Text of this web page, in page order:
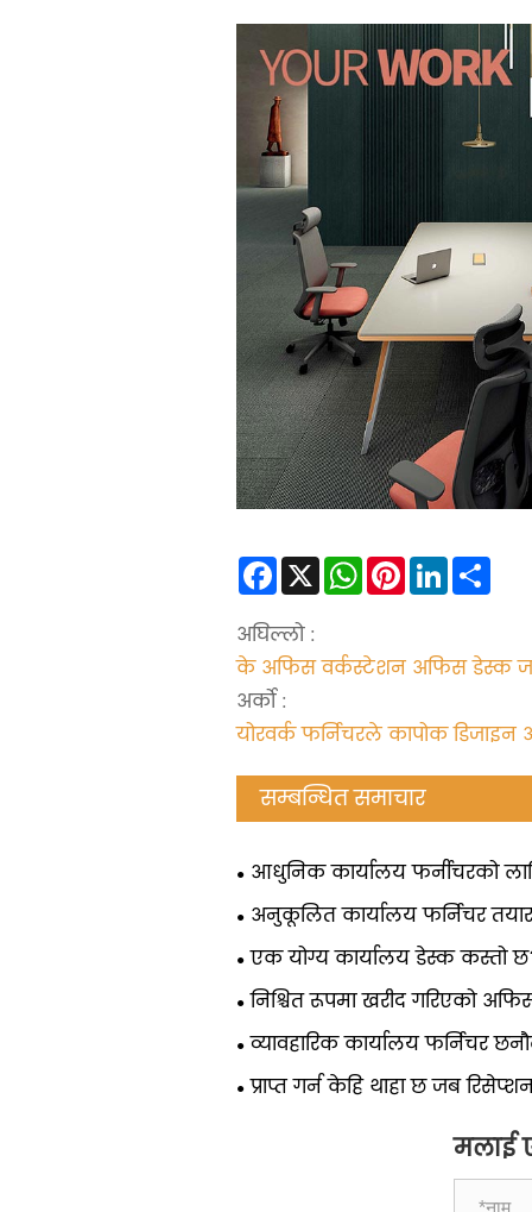
Facebook
X WhatsApp
PinterestLinkedIn
अघिल्लो :
के अफिस वर्कस्टेशन अफिस डेस्क
अर्को :
योरवर्क फर्निचरले कापोक डिजाइन
सम्बन्धित समाचार
आधुनिक कार्यालय फर्नीचरको
गर्ने
अनुकूलित कार्यालय फर्निचर
लाग्छ?
एक योग्य कार्यालय डेस्क कस्तो
निश्चित रूपमा खरीद गरिएको
सामान्य ज्ञानहरू बुझ्नुहोस्!
व्यावहारिक कार्यालय फर्निचर
प्राप्त गर्न केहि थाहा छ जब
मलाई